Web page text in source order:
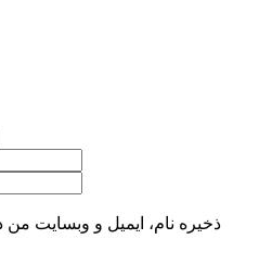
ذخیره نام، ایمیل و وبسایت